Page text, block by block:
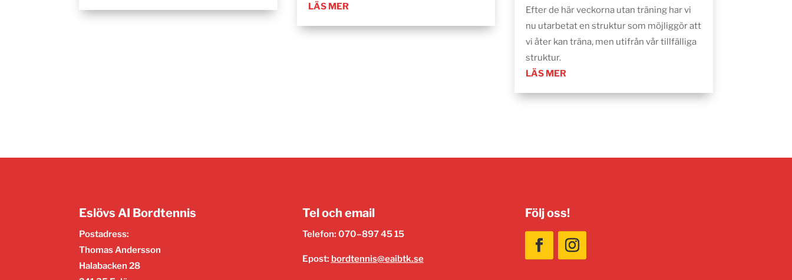
LÄS MER
Efter de här veckorna utan träning har vi
nu utarbetat en struktur som möjliggör att
vi åter kan träna, men utifrån vår tillfälliga
struktur.
LÄS MER
Eslövs AI Bordtennis
Postadress:
Thomas Andersson
Halabacken 28
Tel och email
Telefon: 070–897 45 15
Epost: bordtennis@eaibtk.se
Följ oss!